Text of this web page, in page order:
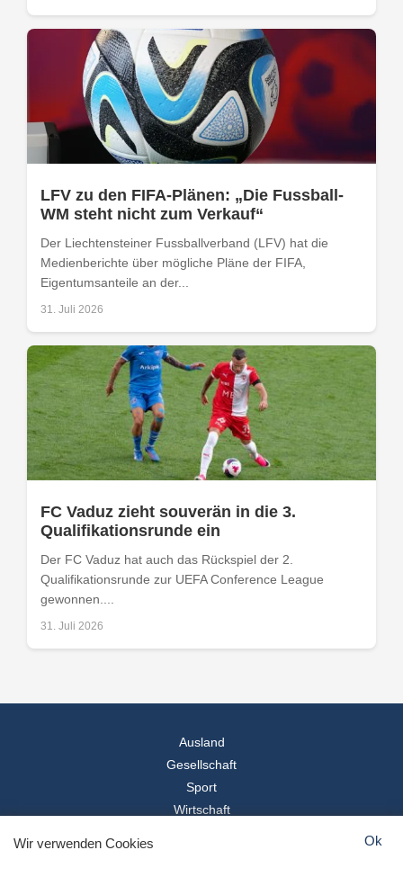
LFV zu den FIFA-Plänen: „Die Fussball-
WM steht nicht zum Verkauf“
Der Liechtensteiner Fussballverband (LFV) hat die
Medienberichte über mögliche Pläne der FIFA,
Eigentumsanteile an der...
31. Juli 2026
FC Vaduz zieht souverän in die 3.
Qualifikationsrunde ein
Der FC Vaduz hat auch das Rückspiel der 2.
Qualifikationsrunde zur UEFA Conference League
gewonnen....
31. Juli 2026
Ausland
Gesellschaft
Sport
Wirtschaft
© 2026Landesspiegel
Wir verwenden Cookies Ok